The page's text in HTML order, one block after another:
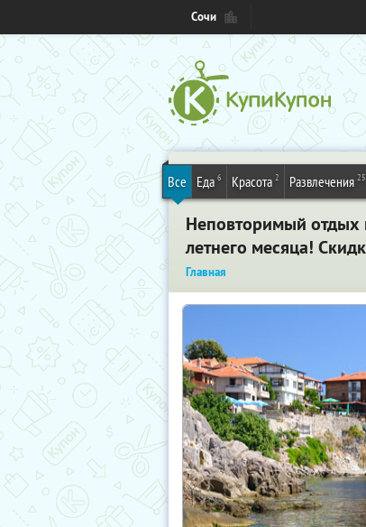
Сочи
Все Еда 6 Красота 2 Развлечения 25
Неповторимый отдых
летнего месяца!
Главная